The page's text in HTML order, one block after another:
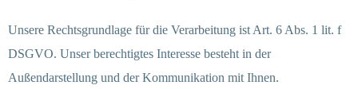
Unsere Rechtsgrundlage für die Verarbeitung ist Art. 6 Abs. 1 lit. f
DSGVO. Unser berechtigtes Interesse besteht in der
Außendarstellung und der Kommunikation mit Ihnen.